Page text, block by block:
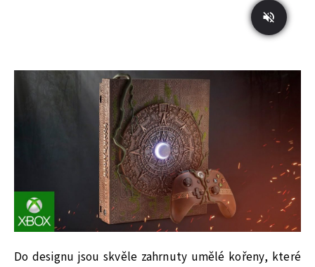
Do designu jsou skvěle zahrnuty umělé kořeny, které